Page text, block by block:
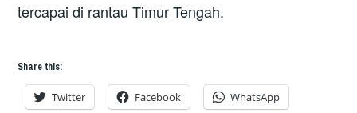
tercapai di rantau Timur Tengah.
Share this:
Twitter Facebook WhatsApp